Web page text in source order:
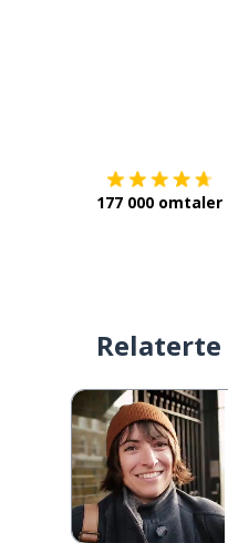
177 000 omtaler